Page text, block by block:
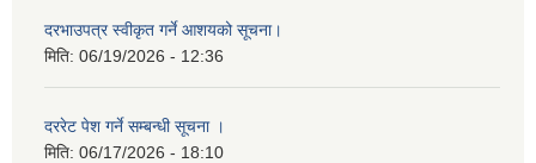
दरभाउपत्र स्वीकृत गर्ने आशयको सूचना।
मिति: 06/19/2026 - 12:36
दररेट पेश गर्ने सम्बन्धी सूचना ।
मिति: 06/17/2026 - 18:10